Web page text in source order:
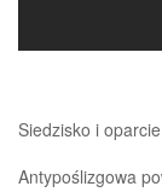
Siedzisko i oparcie
Antypoślizgowa